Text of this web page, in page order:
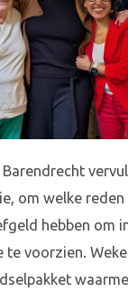
om welke reden
hebben om
te voorzien.